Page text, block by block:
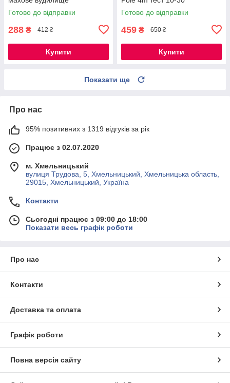
Готово до відправки
288 ₴ 412 ₴
Купити
Готово до відправки
459 ₴ 650 ₴
Купити
Показати ще
Про нас
95% позитивних з 1319 відгуків за рік
Працює з 02.07.2020
м. Хмельницький
вулиця Трудова, 5, Хмельницький, Хмельницька область,
29015, Хмельницький, Україна
Контакти
Сьогодні працює з 09:00 до 18:00
Показати весь графік роботи
Про нас
Контакти
Доставка та оплата
Графік роботи
Повна версія сайту